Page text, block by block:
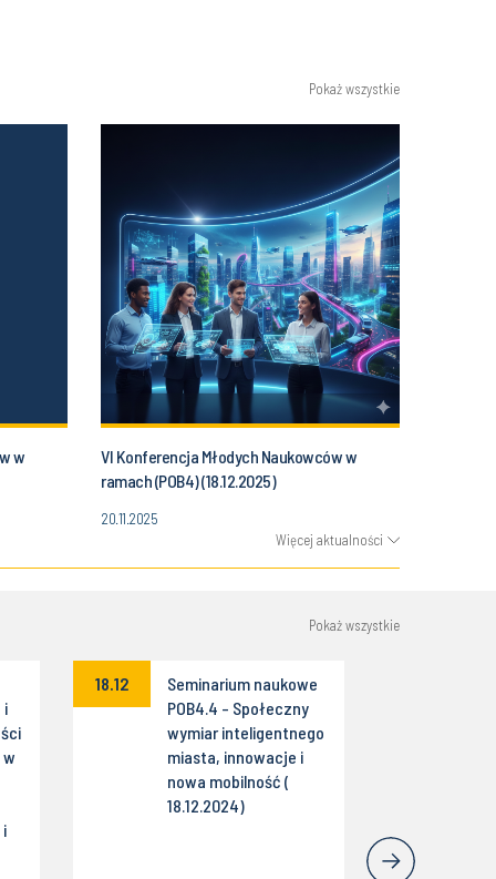
Pokaż wszystkie
w
VI Konferencja Młodych Naukowców w
ramach (POB4) (18.12.2025)
20.11.2025
Więcej aktualności
Pokaż wszystkie
i
i
18.12
Seminarium naukowe
POB4.4 - Społeczny
wymiar inteligentnego
miasta, innowacje i
nowa mobilność (
18.12.2024)